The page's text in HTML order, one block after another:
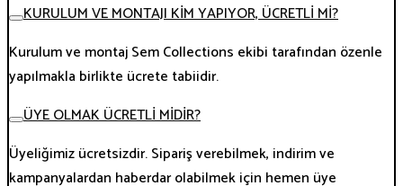
KURULUM VE MONTAJI KİM YAPIYOR, ÜCRETLİ Mİ?
Kurulum ve montaj Sem Collections ekibi tarafından özenle
yapılmakla birlikte ücrete tabiidir.
ÜYE OLMAK ÜCRETLİ MİDİR?
Üyeliğimiz ücretsizdir. Sipariş verebilmek, indirim ve
kampanyalardan haberdar olabilmek için hemen üye